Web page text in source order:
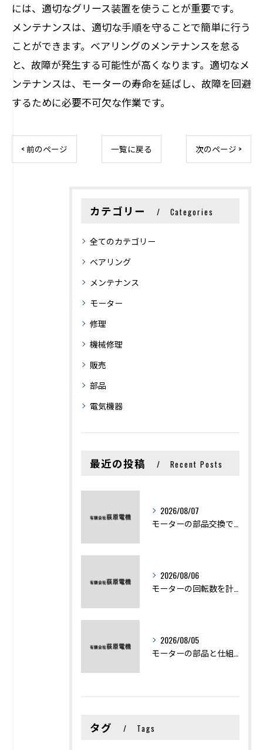
には、適切なグリース装置を使うことが重要です。
メンテナンスは、適切な手順を守ることで簡単に行う
ことができます。ベアリングのメンテナンスを怠る
と、故障が発生する可能性が高くなります。適切なメ
ンテナンスは、モーターの寿命を延ばし、故障を回避
するために必要不可欠な作業です。
< 前のページ 一覧に戻る 次のページ >
カテゴリー Categories
全てのカテゴリー
ベアリング
メンテナンス
モーター
修理
機械修理
販売
部品
電気機器
最近の投稿 Recent Posts
2026/08/07
2026/08/06
2026/08/05
タグ Tags